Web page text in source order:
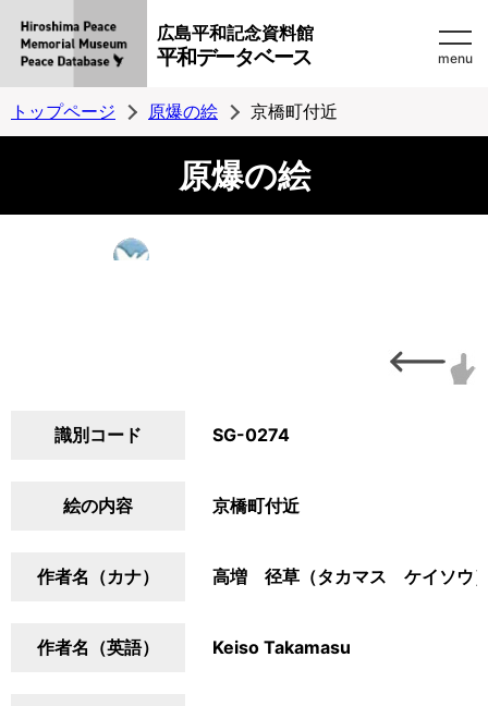
広島平和記念資料館
平和データベース menu
トップページ 原爆の絵 京橋町付近
原爆の絵
識別コード SG-0274
絵の内容 京橋町付近
作者名（カナ） 高増 径草（タカマス ケイソウ
作者名（英語） Keiso Takamasu